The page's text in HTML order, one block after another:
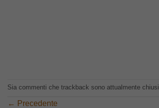
Sia commenti che trackback sono attualmente chiusi.
← Precedente